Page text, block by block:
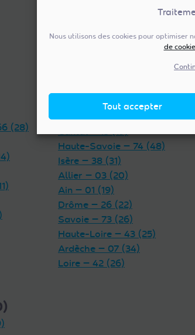
Nous utilisons des cookies pour optimiser
de
Tout accepter
(28)
Auvergne-Rhône-
Rhône — 69 (31)
Puy-de-Dôme — 63 (26)
Cantal — 15 (19)
Haute-Savoie — 74 (48)
Isère — 38 (31)
Allier — 03 (20)
Ain — 01 (19)
Drôme — 26 (22)
Savoie — 73 (26)
Haute-Loire — 43 (25)
Ardèche — 07 (34)
Loire — 42 (26)